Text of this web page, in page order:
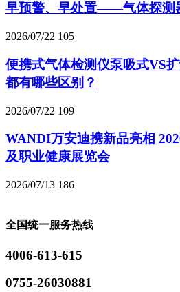
早预警、早处置——气体探测
2026/07/22 105
便携式气体检测仪泵吸式VS
都有哪些区别？
2026/07/22 109
WANDI万安迪携新品亮相
及职业健康展览会
2026/07/13 186
全国统一服务热线
4006-613-615
0755-26030881